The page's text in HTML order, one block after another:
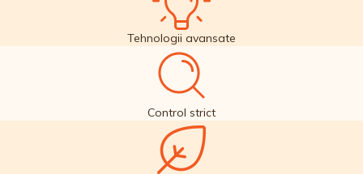
Tehnologii avansate
Control strict